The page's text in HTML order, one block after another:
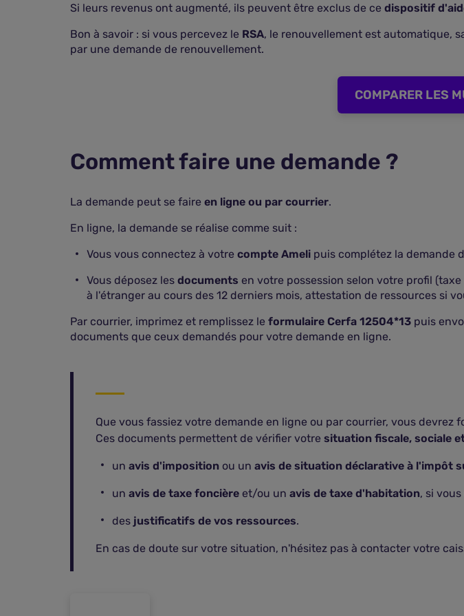
Si leurs revenus ont augmenté, ils peuvent être exclus de ce dispositif
Bon à savoir : si vous percevez le RSA, le renouvellement est automatique,
par une demande de renouvellement.
COMPARER LES
Comment faire une demande ?
La demande peut se faire en ligne ou par courrier.
En ligne, la demande se réalise comme suit :
Vous vous connectez à votre compte Ameli puis complétez la demande
Vous déposez les documents en votre possession selon votre profil
à l'étranger au cours des 12 derniers mois, attestation de ressources si
Par courrier, imprimez et remplissez le formulaire Cerfa 12504*13 puis
documents que ceux demandés pour votre demande en ligne.
Que vous fassiez votre demande en ligne ou par courrier, vous devrez
Ces documents permettent de vérifier votre situation fiscale, sociale
un avis d'imposition ou un avis de situation déclarative à l'impôt
un avis de taxe foncière et/ou un avis de taxe d'habitation, si
des justificatifs de vos ressources.
En cas de doute sur votre situation, n'hésitez pas à contacter votre